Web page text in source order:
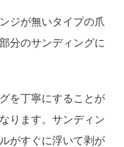
ジが無いタイプの爪
分のサンディングに
を丁寧にすることが
ります。サンディン
がすぐに浮いて剥が